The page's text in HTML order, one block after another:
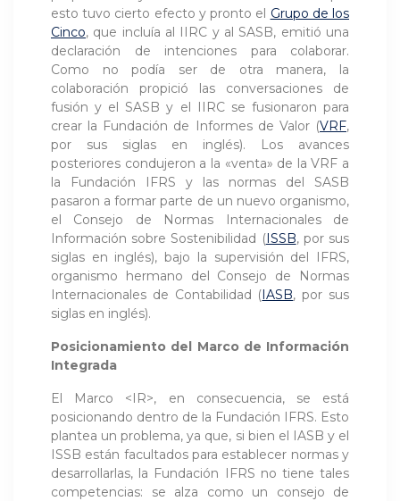
esto tuvo cierto efecto y pronto el Grupo de los
Cinco, que incluía al IIRC y al SASB, emitió una
declaración de intenciones para colaborar.
Como no podía ser de otra manera, la
colaboración propició las conversaciones de
fusión y el SASB y el IIRC se fusionaron para
crear la Fundación de Informes de Valor (VRF,
por sus siglas en inglés). Los avances
posteriores condujeron a la «venta» de la VRF a
la Fundación IFRS y las normas del SASB
pasaron a formar parte de un nuevo organismo,
el Consejo de Normas Internacionales de
Información sobre Sostenibilidad (ISSB, por sus
siglas en inglés), bajo la supervisión del IFRS,
organismo hermano del Consejo de Normas
Internacionales de Contabilidad (IASB, por sus
siglas en inglés).
Posicionamiento del Marco de Información
Integrada
El Marco <IR>, en consecuencia, se está
posicionando dentro de la Fundación IFRS. Esto
plantea un problema, ya que, si bien el IASB y el
ISSB están facultados para establecer normas y
desarrollarlas, la Fundación IFRS no tiene tales
competencias: se alza como un consejo de